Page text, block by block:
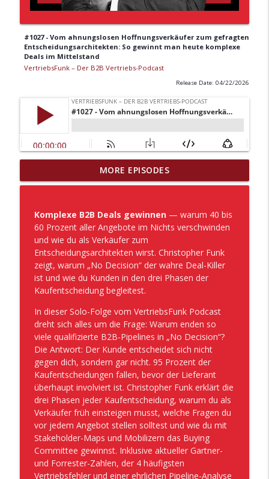
#1027 - Vom ahnungslosen Hoffnungsverkäufer zum gefragten
Entscheidungsarchitekten: So gewinnt man heute komplexe
Deals im Mittelstand
VertriebsFunk – Der B2B Vertriebs-Podcast
Release Date: 04/22/2026
#1042 - Schluss mit Standwache: Warum
die meisten Messen Geldverschwendung
VertriebsFunk – Der B2B Vertriebs-Podcast
#1041 - Moderner Vertrieb im Mittelstand
vom Hoffen zur aktiven
Marktbearbeitung
VertriebsFunk – Der B2B Vertriebs-Podcast
#1040 - Channel Sales: So wird dein
Partnervertrieb erfolgreich – planbar
und profitabel. Mit Rudolf Schuler.
VertriebsFunk – Der B2B Vertriebs-Podcast
#1039 - Warum Angebote im Vertrieb
wirklich sterben: Das Mobilizer-Theorem
VertriebsFunk – Der B2B Vertriebs-Podcast
info_outline
#1038 - Führung macht den Unterschied!
So geht Turnaround im komplexen
Lösungsverkauf – mit Dietmar Schneider
VertriebsFunk – Der B2B Vertriebs-Podcast
MORE EPISODES
Komplexe B2B Deals gewinnen— warum 40 bis
60 Prozent aller Angebote im Nichts verschwinden
und wie du als Verkäufer zum
Entscheidungsarchitekten wirst. Christopher Funk
zeigt, warum „No Decision“ der wahre Deal-Killer
ist und wie du Kunden in den drei Phasen der
Kaufentscheidung begleitest.
In dieser Solo-Folge vom VertriebsFunk Podcast
dreht sich alles um die Frage: Warum enden so
viele qualifizierte B2B-Pipelines in „No Decision“?
Die Antwort: Der Kunde entscheidet sich nicht
gegen dich, sondern gar nicht. 95 Prozent der
Kaufentscheidungen fallen, bevor der Lieferant
überhaupt involviert ist. Christopher Funk erklärt die
drei Phasen jeder Kaufentscheidung, warum du als
Verkäufer früh einsteigen musst, welche Fragen du
vor jedem Angebot stellen solltest und wie du mit
Stakeholder-Maps und Mobilizern das Buying
Committee gewinnst. Inklusive aktueller Gartner-
und Forrester-Zahlen, der 4 häufigsten
Vertriebsfehler und einer ehrlichen Pipeline-Analyse